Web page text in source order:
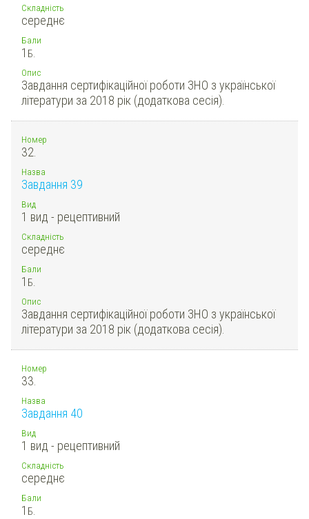
Складність
середнє
Бали
1 Б.
Опис
Завдання сертифікаційної роботи ЗНО з української
літератури за 2018 рік (додаткова сесія).
Номер
32.
Назва
Завдання 39
Вид
1 вид - рецептивний
Складність
середнє
Бали
1 Б.
Опис
Завдання сертифікаційної роботи ЗНО з української
літератури за 2018 рік (додаткова сесія).
Номер
33.
Назва
Завдання 40
Вид
1 вид - рецептивний
Складність
середнє
Бали
1 Б.